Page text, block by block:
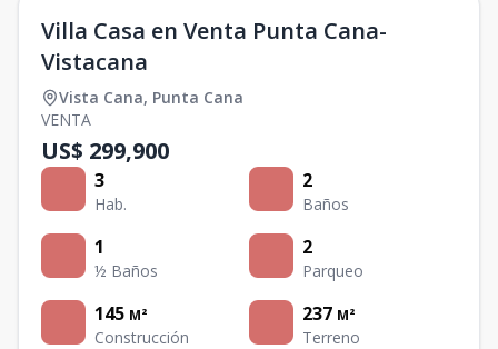
Villa Casa en Venta Punta Cana-
Vistacana
Vista Cana, Punta Cana
VENTA
US$ 299,900
3
Hab.
2
Baños
1
½ Baños
2
Parqueo
145 M²
Construcción
237 M²
Terreno